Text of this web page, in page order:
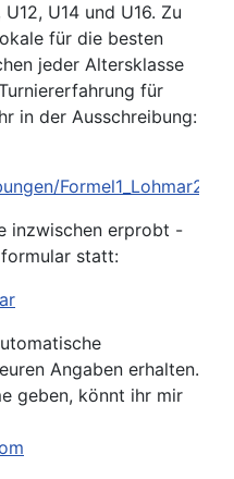
U14 und U16. Zu
für die besten
jeder Altersklasse
für
in der Ausschreibung:
inzwischen erprobt -
statt:
Angaben erhalten.
geben, könnt ihr mir